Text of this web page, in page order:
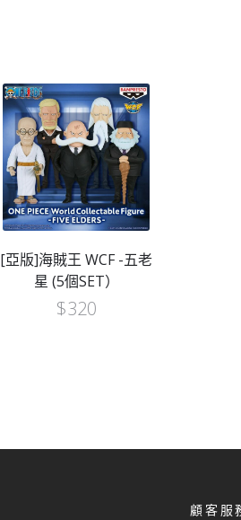
[亞版]海賊王 WCF -五老
星 (5個SET）
$320
顧客服